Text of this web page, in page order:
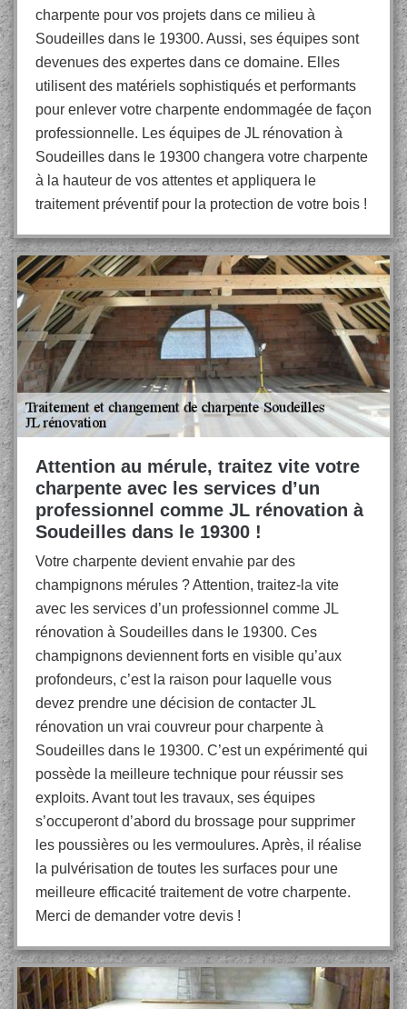
charpente pour vos projets dans ce milieu à
Soudeilles dans le 19300. Aussi, ses équipes sont
devenues des expertes dans ce domaine. Elles
utilisent des matériels sophistiqués et performants
pour enlever votre charpente endommagée de façon
professionnelle. Les équipes de JL rénovation à
Soudeilles dans le 19300 changera votre charpente
à la hauteur de vos attentes et appliquera le
traitement préventif pour la protection de votre bois !
Attention au mérule, traitez vite votre
charpente avec les services d’un
professionnel comme JL rénovation à
Soudeilles dans le 19300 !
Votre charpente devient envahie par des
champignons mérules ? Attention, traitez-la vite
avec les services d’un professionnel comme JL
rénovation à Soudeilles dans le 19300. Ces
champignons deviennent forts en visible qu’aux
profondeurs, c’est la raison pour laquelle vous
devez prendre une décision de contacter JL
rénovation un vrai couvreur pour charpente à
Soudeilles dans le 19300. C’est un expérimenté qui
possède la meilleure technique pour réussir ses
exploits. Avant tout les travaux, ses équipes
s’occuperont d’abord du brossage pour supprimer
les poussières ou les vermoulures. Après, il réalise
la pulvérisation de toutes les surfaces pour une
meilleure efficacité traitement de votre charpente.
Merci de demander votre devis !